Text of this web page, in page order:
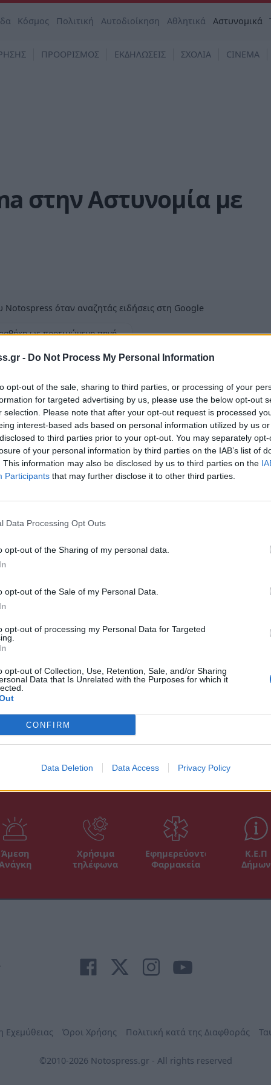
- Do Not Process My Personal Information
opt-out of the sale, sharing to third parties, or processing of your
for targeted advertising by us, please use the below opt-out
selection. Please note that after your opt-out request is processed
interest-based ads based on personal information utilized by us
to third parties prior to your opt-out. You may separately
of your personal information by third parties on the IAB’s list of
This information may also be disclosed by us to third parties on the
Participants that may further disclose it to other third parties.
Data Processing Opt Outs
opt-out of the Sharing of my personal data.
opt-out of the Sale of my Personal Data.
opt-out of processing my Personal Data for Targeted
opt-out of Collection, Use, Retention, Sale, and/or Sharing
Data that Is Unrelated with the Purposes for which it
CONFIRM
Data Deletion Data Access Privacy Policy
Κόσμος Πολιτική Αυτοδιοίκηση Αθλητικά Αστυνομικά
ΠΡΟΟΡΙΣΜΟΣ ΕΚΔΗΛΩΣΕΙΣ ΣΧΟΛΙΑ CINEMA
στην Αστυνομία με
όταν αναζητάς ειδήσεις στη Google
ως προτιμώμενη πηγή
Ώρα 8.45 στη Σπάρτη εισέρχονται
Με κόρνες και μεγαφωνικές διασχίζουν
φθάνουν στο κέντρο της πόλης όπου το
ύβρεις κατά της Αστυνομίας. Προχωρούν
Διεύθυνσης Λακωνίας όπου
να τους απωθήσουν δυνάμεις της
Προφανώς οι οξύθυμοι Roma ήθελαν
επιχειρήσεις της Αστυνομίας σε
6 συλλήψεις (Δείτε σχετικό θέμα).
απέκλεισαν τις οδούς που
όπου κρατούνται οι συλληφθέντες ενώ
ανοχές της Αστυνομίας απέναντι στην
κι ενδέχεται να σημαίνει και την
περιοχής της Σπάρτης και των
κάποιων Roma για αναμέτρηση με
Άμεση
Χρήσιμα
τηλέφωνα
Εφημερεύοντα
Φαρμακεία
Κ.Ε.Π
Δήμων
Εχεμύθειας Όροι Χρήσης Πολιτική κατά της Διαφθοράς
©2010-2026 Notospress.gr - All rights reserved